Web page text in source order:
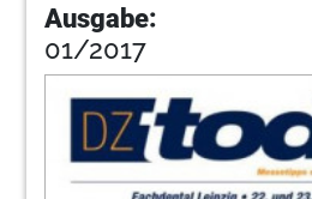
Ausgabe:
01/2017